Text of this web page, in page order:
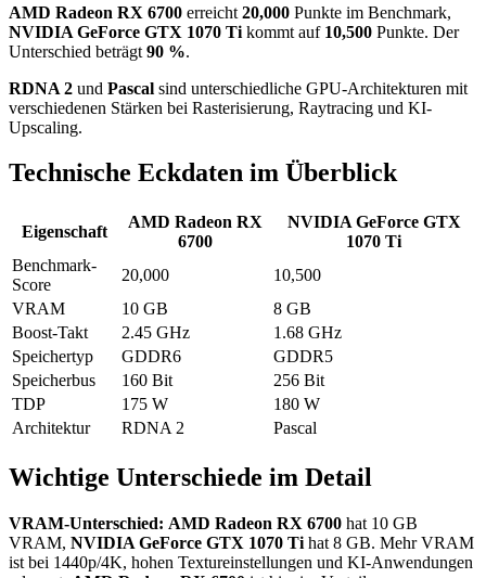
AMD Radeon RX 6700 erreicht 20,000 Punkte im Benchmark,
NVIDIA GeForce GTX 1070 Ti kommt auf 10,500 Punkte. Der
Unterschied beträgt 90 %.
RDNA 2 und Pascal sind unterschiedliche GPU-Architekturen mit
verschiedenen Stärken bei Rasterisierung, Raytracing und KI-
Upscaling.
Technische Eckdaten im Überblick
Eigenschaft
AMD Radeon RX
6700
NVIDIA GeForce GTX
1070 Ti
Benchmark-
Score
20,000
10,500
VRAM
10 GB
8 GB
Boost-Takt
2.45 GHz
1.68 GHz
Speichertyp
GDDR6
GDDR5
Speicherbus
160 Bit
256 Bit
TDP
175 W
180 W
Architektur
RDNA 2 Pascal
Wichtige Unterschiede im Detail
VRAM-Unterschied: AMD Radeon RX 6700 hat 10 GB
VRAM, NVIDIA GeForce GTX 1070 Ti hat 8 GB. Mehr VRAM
ist bei 1440p/4K, hohen Textureinstellungen und KI-Anwendungen